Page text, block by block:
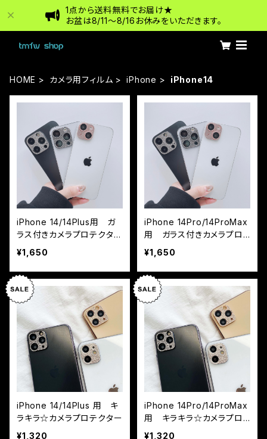
1点から送料無料でお届け★
お盆は8/11〜8/16お休みをいただきます。
HOME カメラ用フィルム iPhone iPhone14
iPhone 14/14Plus用 ガ
ラス付きカメラプロテクター
キラキラ（カメラフィルム）
¥1,650
iPhone 14Pro/14ProMax
用 ガラス付きカメラプロ
テクターキラキラ（カメラフ
ィルム）
¥1,650
iPhone 14/14Plus 用 キ
ラキラ☆カメラプロテクター
¥1,320
iPhone 14Pro/14ProMax
用 キラキラ☆カメラプロ
テクター（カメラフィルム）
¥1,320